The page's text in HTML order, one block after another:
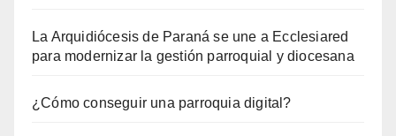
La Arquidiócesis de Paraná se une a Ecclesiared
para modernizar la gestión parroquial y diocesana
¿Cómo conseguir una parroquia digital?